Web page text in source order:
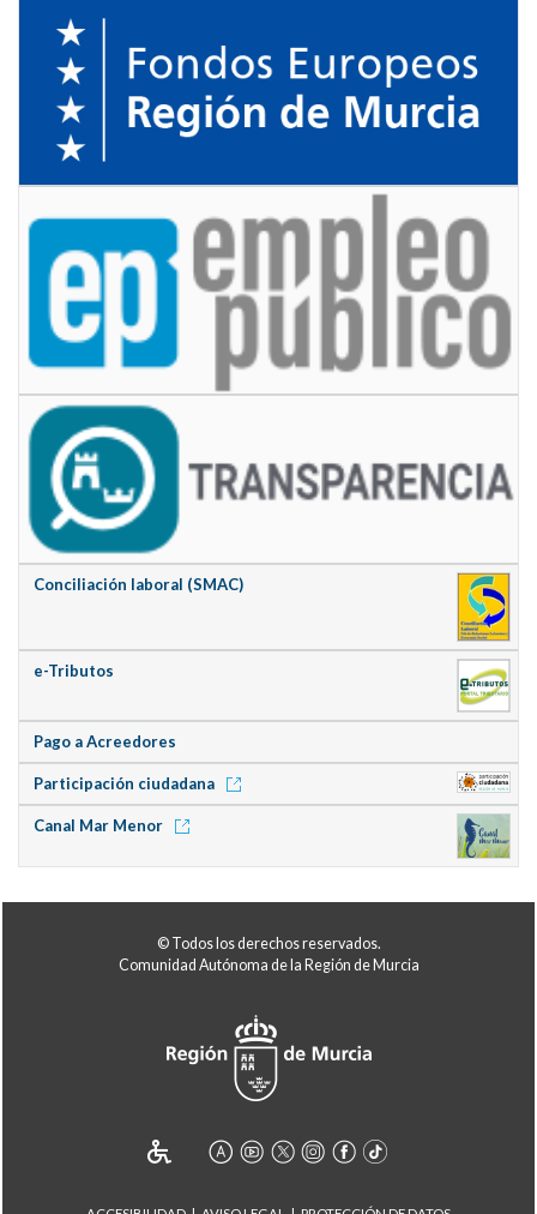
Conciliación laboral (SMAC)
e-Tributos
Pago a Acreedores
Participación ciudadana
Canal Mar Menor
© Todos los derechos reservados.
Comunidad Autónoma de la Región de Murcia